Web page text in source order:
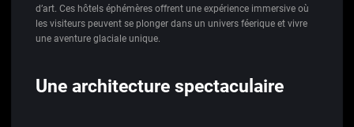
d’art. Ces hôtels éphémères offrent une expérience immersive où
les visiteurs peuvent se plonger dans un univers féerique et vivre
une aventure glaciale unique.
Une architecture spectaculaire